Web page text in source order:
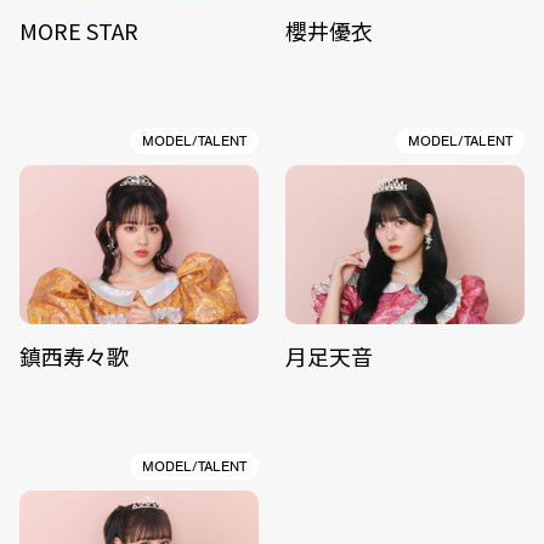
MORE STAR 櫻井優衣
MODEL/TALENT
鎮西寿々歌
MODEL/TALENT
月足天音
MODEL/TALENT